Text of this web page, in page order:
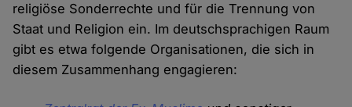
religiöse Sonderrechte und für die Trennung von
Staat und Religion ein. Im deutschsprachigen Raum
gibt es etwa folgende Organisationen, die sich in
diesem Zusammenhang engagieren: